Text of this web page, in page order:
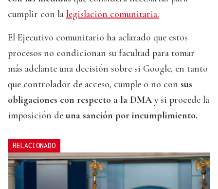
cumplir con la legislación comunitaria.
El Ejecutivo comunitario ha aclarado que estos
procesos no condicionan su facultad para tomar
más adelante una decisión sobre si Google, en tanto
que controlador de acceso, cumple o no con sus
obligaciones con respecto a la DMA y si procede la
imposición de una sanción por incumplimiento.
RELACIONADO